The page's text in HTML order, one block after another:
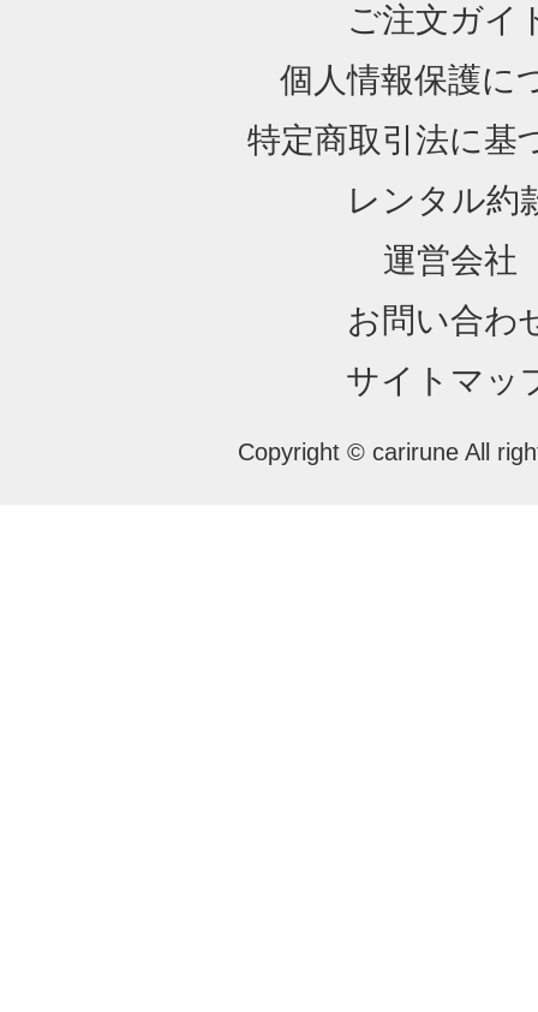
ご注文ガイ
個人情報保護に
特定商取引法に基
レンタル約
運営会社
お問い合わ
サイトマッ
Copyright © carirune All